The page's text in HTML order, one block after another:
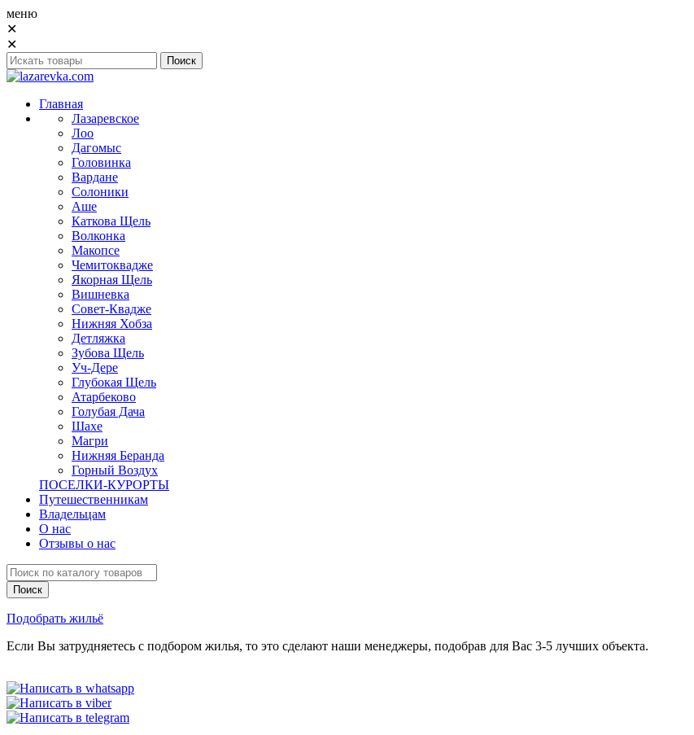
меню
✕
✕
Главная
Лазаревское
Лоо
Дагомыс
Головинка
Вардане
Солоники
Аше
Каткова Щель
Волконка
Макопсе
Чемитоквадже
Якорная Щель
Вишневка
Совет-Квадже
Нижняя Хобза
Детляжка
Зубова Щель
Уч-Дере
Глубокая Щель
Атарбеково
Голубая Дача
Шахе
Магри
Нижняя Беранда
Горный Воздух
ПОСЕЛКИ-КУРОРТЫ
Путешественникам
Владельцам
О нас
Отзывы о нас
Подобрать жильё
Если Вы затрудняетесь с подбором жилья, то это сделают наши менеджеры, подобрав для Вас 3-5 лучших объекта.